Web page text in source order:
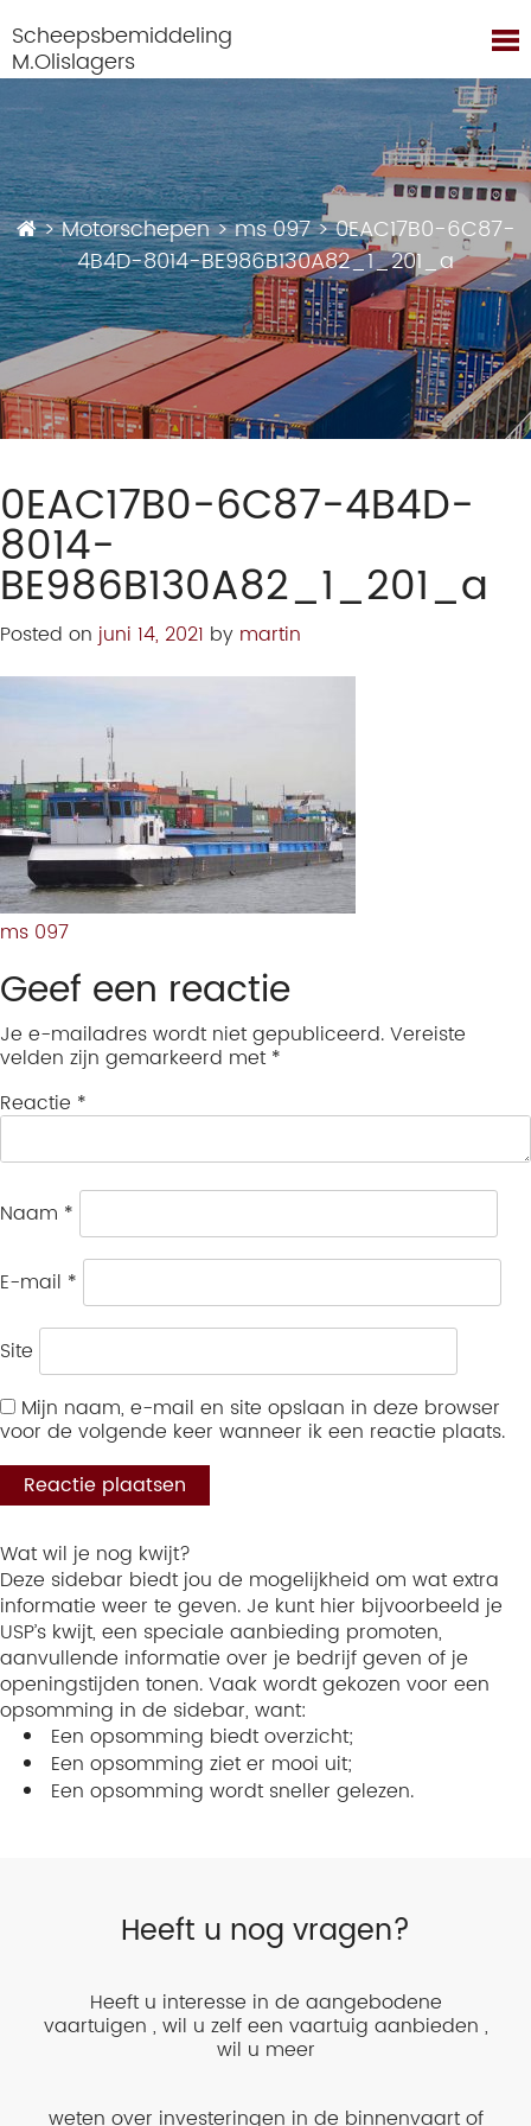
Scheepsbemiddeling
M.Olislagers
>Motorschepen>ms 097>0EAC17B0-6C87-
4B4D-8014-BE986B130A82_1_201_a
0EAC17B0-6C87-4B4D-
8014-
BE986B130A82_1_201_a
Posted on juni 14, 2021 by martin
ms 097
Geef een reactie
Je e-mailadres wordt niet gepubliceerd.Vereiste
velden zijn gemarkeerd met *
Reactie *
Naam *
E-mail *
Site
Mijn naam, e-mail en site opslaan in deze browser
voor de volgende keer wanneer ik een reactie plaats.
Wat wil je nog kwijt?
Deze sidebar biedt jou de mogelijkheid om wat extra
informatie weer te geven. Je kunt hier bijvoorbeeld je
USP’s kwijt, een speciale aanbieding promoten,
aanvullende informatie over je bedrijf geven of je
openingstijden tonen. Vaak wordt gekozen voor een
opsomming in de sidebar, want:
Een opsomming biedt overzicht;
Een opsomming ziet er mooi uit;
Een opsomming wordt sneller gelezen.
Heeft u nog vragen?
Heeft u interesse in de aangebodene
vaartuigen , wil u zelf een vaartuig aanbieden ,
wil u meer
weten over investeringen in de binnenvaart of